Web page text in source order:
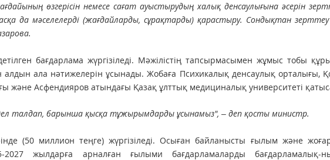
өзгерісін немесе сағат ауыстырудың халық денсаулығына әсерін
да мәселелерді (жағдайларды, сұрақтарды) қарастыру. Сондықтан
бағдарлама жүргізіледі. Мәжілістің тапсырмасымен жұмыс тобы
ала нәтижелерін ұсынады. Жобаға Психикалық денсаулық орталығы,
және Асфендияров атындағы Қазақ ұлттық медициналық университеті
талдап, барынша қысқа тұжырымдарды ұсынамыз", – деп қосты министр.
(50 миллион теңге) жүргізіледі. Осыған байланысты ғылым және
2027 жылдарға арналған ғылыми бағдарламаларды бағдарламалық-